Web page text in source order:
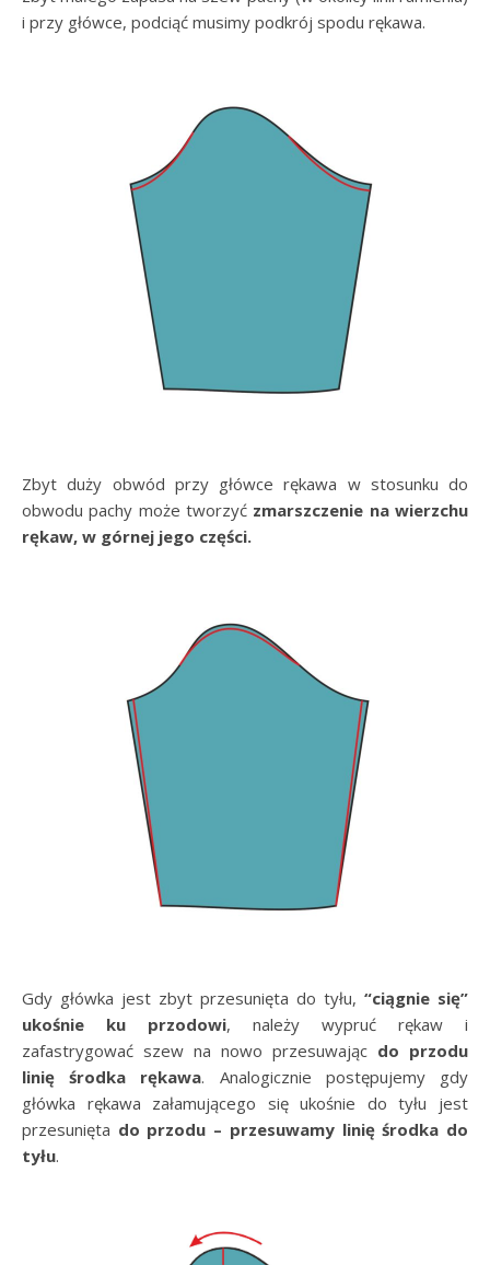
i przy główce, podciąć musimy podkrój spodu rękawa.
Zbyt duży obwód przy główce rękawa w stosunku do
obwodu pachy może tworzyć zmarszczenie na wierzchu
rękaw, w górnej jego części.
Gdy główka jest zbyt przesunięta do tyłu, “ciągnie się”
ukośnie ku przodowi, należy wypruć rękaw i
zafastrygować szew na nowo przesuwając do przodu
linię środka rękawa. Analogicznie postępujemy gdy
główka rękawa załamującego się ukośnie do tyłu jest
przesunięta do przodu – przesuwamy linię środka do
tyłu.